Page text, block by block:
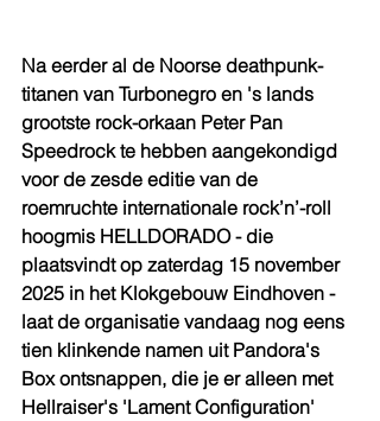
Na eerder al de Noorse deathpunk-
titanen van Turbonegro en 's lands
grootste rock-orkaan Peter Pan
Speedrock te hebben aangekondigd
voor de zesde editie van de
roemruchte internationale rock’n’-roll
hoogmis HELLDORADO - die
plaatsvindt op zaterdag 15 november
2025 in het Klokgebouw Eindhoven -
laat de organisatie vandaag nog eens
tien klinkende namen uit Pandora's
Box ontsnappen, die je er alleen met
Hellraiser's 'Lament Configuration'